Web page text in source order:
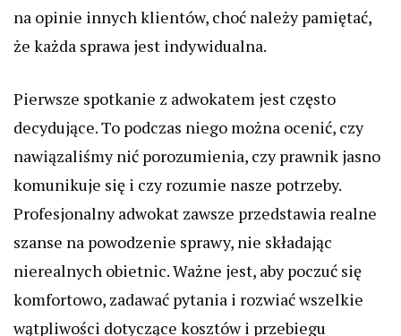
na opinie innych klientów, choć należy pamiętać,
że każda sprawa jest indywidualna.
Pierwsze spotkanie z adwokatem jest często
decydujące. To podczas niego można ocenić, czy
nawiązaliśmy nić porozumienia, czy prawnik jasno
komunikuje się i czy rozumie nasze potrzeby.
Profesjonalny adwokat zawsze przedstawia realne
szanse na powodzenie sprawy, nie składając
nierealnych obietnic. Ważne jest, aby poczuć się
komfortowo, zadawać pytania i rozwiać wszelkie
wątpliwości dotyczące kosztów i przebiegu